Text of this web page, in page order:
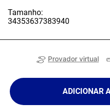
Tamanho:
34353637383940
Provador virtual
ADICIONAR